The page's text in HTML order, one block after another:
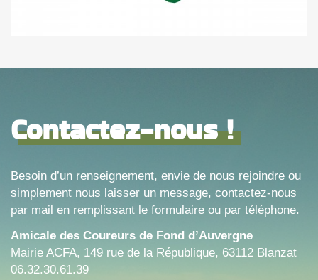
Contactez-nous !
Besoin d’un renseignement, envie de nous rejoindre ou
simplement nous laisser un message, contactez-nous
par mail en remplissant le formulaire ou par téléphone.
Amicale des Coureurs de Fond d’Auvergne
Mairie ACFA, 149 rue de la République, 63112 Blanzat
06.32.30.61.39